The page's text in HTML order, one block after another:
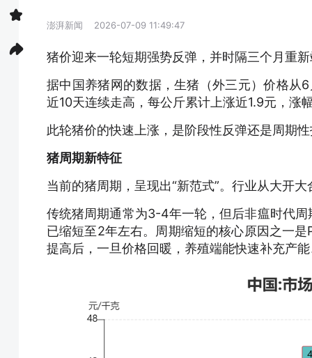
澎湃新闻 2026-07-09 11:49:47
猪价迎来一轮短期强势反弹，并时隔三个月重
据中国养猪网的数据，生猪（外三元）价格
近10天连续走高，每公斤累计上涨近1.9元，涨
此轮猪价的快速上涨，是阶段性反弹还是周期
猪周期新特征
当前的猪周期，呈现出“新范式”。行业从大开
传统猪周期通常为3-4年一轮，但后非瘟时代
已缩短至2年左右。周期缩短的核心原因之一
提高后，一旦价格回暖，养殖端能快速补充产